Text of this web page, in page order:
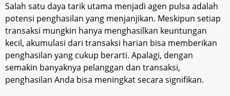
Salah satu daya tarik utama menjadi agen pulsa adalah
potensi penghasilan yang menjanjikan. Meskipun setiap
transaksi mungkin hanya menghasilkan keuntungan
kecil, akumulasi dari transaksi harian bisa memberikan
penghasilan yang cukup berarti. Apalagi, dengan
semakin banyaknya pelanggan dan transaksi,
penghasilan Anda bisa meningkat secara signifikan.